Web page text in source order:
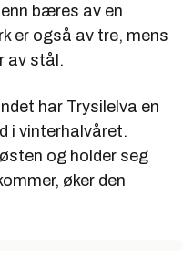
bæres av en
er også av tre, mens
av stål.
har Trysilelva en
i vinterhalvåret.
og holder seg
øker den